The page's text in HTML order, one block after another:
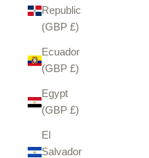
Republic
(GBP £)
Ecuador
(GBP £)
Egypt
(GBP £)
El
Salvador